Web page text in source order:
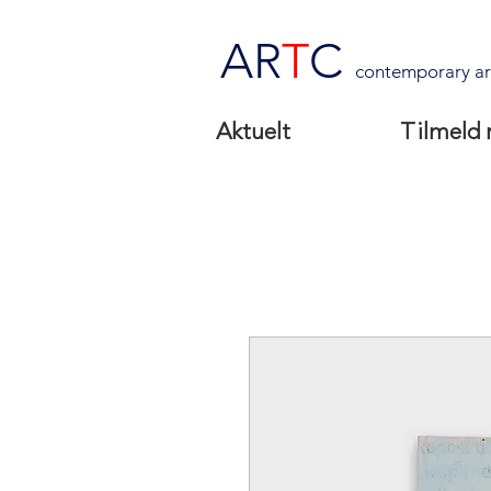
ARTC contemporary
Aktuelt Tilmeld